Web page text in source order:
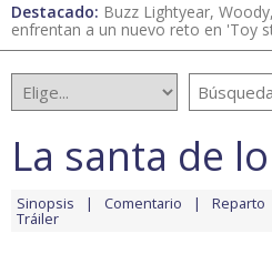
Destacado: Buzz Lightyear,
enfrentan a un nuevo reto en 'Toy
La santa de
Sinopsis Comentario Reparto
Tráiler